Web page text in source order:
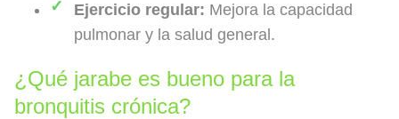
Ejercicio regular: Mejora la capacidad
pulmonar y la salud general.
¿Qué jarabe es bueno para la
bronquitis crónica?